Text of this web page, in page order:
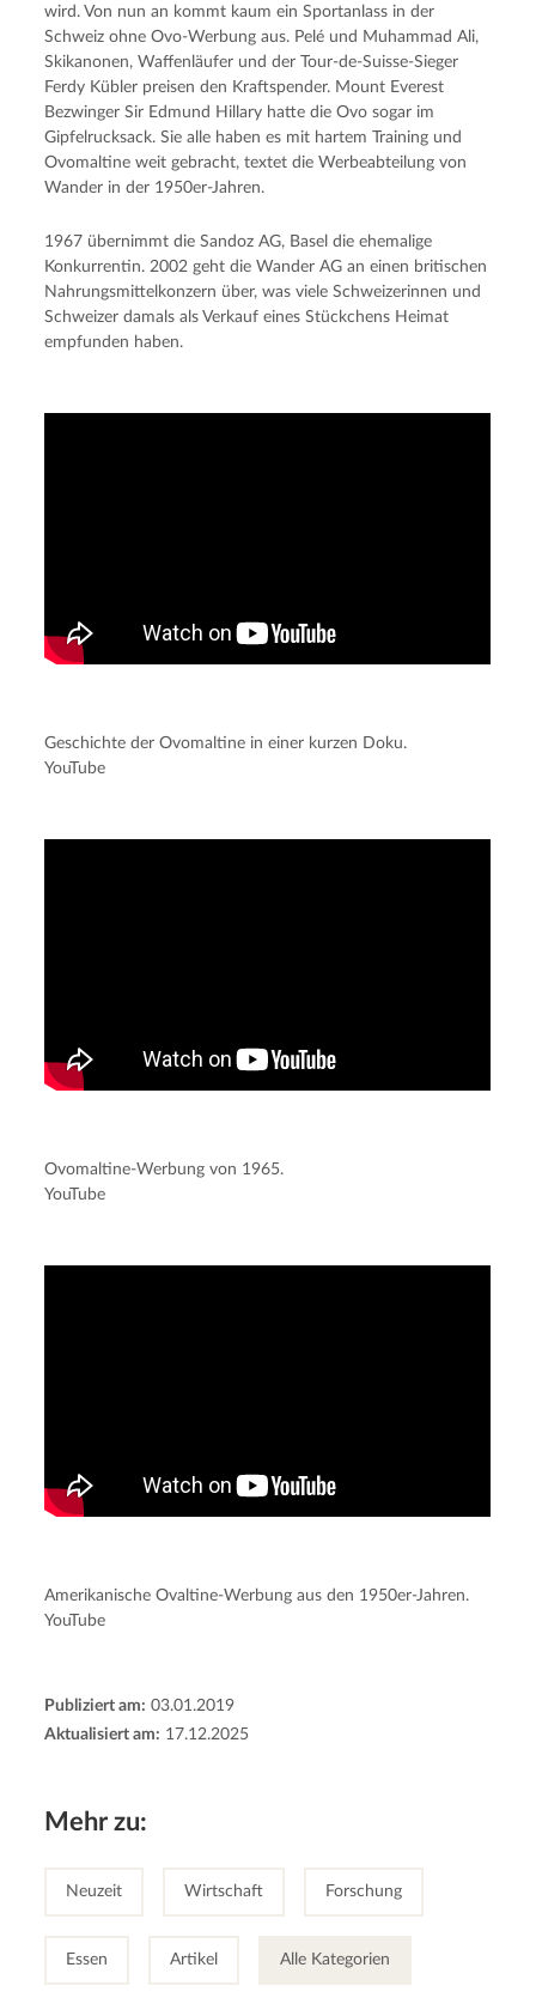
wird. Von nun an kommt kaum ein Sportanlass in der
Schweiz ohne Ovo-Werbung aus. Pelé und Muhammad Ali,
Skikanonen, Waffenläufer und der Tour-de-Suisse-Sieger
Ferdy Kübler preisen den Kraftspender. Mount Everest
Bezwinger Sir Edmund Hillary hatte die Ovo sogar im
Gipfelrucksack. Sie alle haben es mit hartem Training und
Ovomaltine weit gebracht, textet die Werbeabteilung von
Wander in der 1950er-Jahren.
1967 übernimmt die Sandoz AG, Basel die ehemalige
Konkurrentin. 2002 geht die Wander AG an einen britischen
Nahrungsmittelkonzern über, was viele Schweizerinnen und
Schweizer damals als Verkauf eines Stückchens Heimat
empfunden haben.
Geschichte der Ovomaltine in einer kurzen Doku.
YouTube
Ovomaltine-Werbung von 1965.
YouTube
Amerikanische Ovaltine-Werbung aus den 1950er-Jahren.
YouTube
Publiziert am: 03.01.2019
Aktualisiert am: 17.12.2025
Mehr zu:
Neuzeit Wirtschaft Forschung
Essen Artikel Alle Kategorien